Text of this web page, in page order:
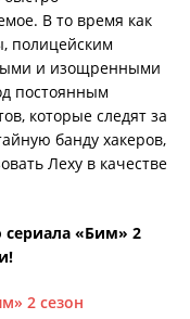
В то время как
полицейским
и изощренными
постоянным
которые следят за
банду хакеров,
Леху в качестве
«Бим» 2
2 сезон